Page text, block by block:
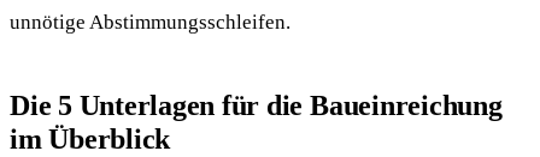
unnötige Abstimmungsschleifen.
Die 5 Unterlagen für die Baueinreichung
im Überblick